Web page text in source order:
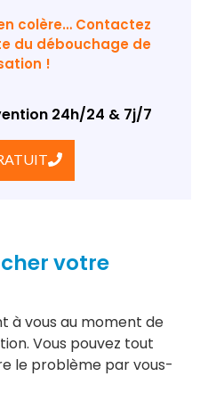
colère… Contactez
du débouchage de
!
24h/24 & 7j/7
votre
à vous au moment de
Vous pouvez tout
le problème par vous-